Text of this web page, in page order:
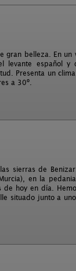
gran belleza. En un
levante español y
Presenta un
a 30º.
sierras de
en la
de hoy en día.
situado junto a